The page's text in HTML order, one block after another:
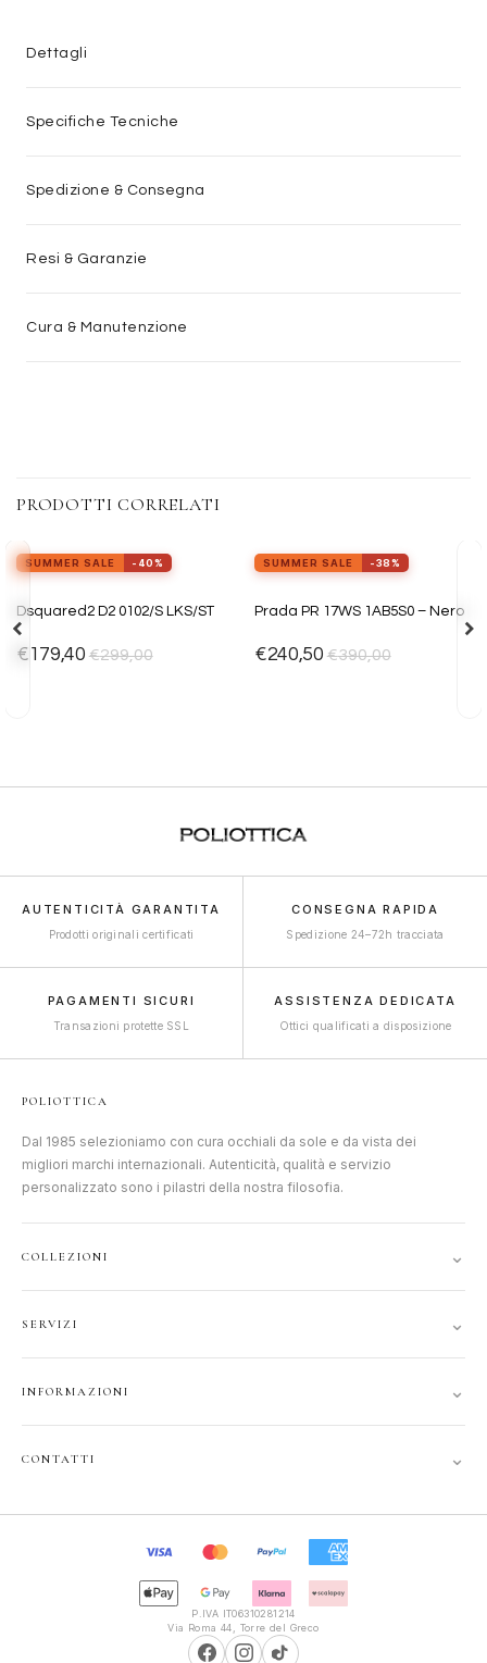
Dettagli
Specifiche Tecniche
Spedizione & Consegna
Resi & Garanzie
Cura & Manutenzione
PRODOTTI CORRELATI
alla lista
SUMMER SALE -40%
Dsquared2 D2 0102/S LKS/ST
€179,40 €299,00
alla lista
view_in_arProvalo ora
SUMMER SALE -38%
Prada PR 17WS 1AB5S0 – Nero
€240,50 €390,00
AUTENTICITÀ GARANTITA
Prodotti originali certificati
CONSEGNA RAPIDA
Spedizione 24–72h tracciata
PAGAMENTI SICURI
Transazioni protette SSL
ASSISTENZA DEDICATA
Ottici qualificati a disposizione
POLIOTTICA
Dal 1985 selezioniamo con cura occhiali da sole e da vista dei
migliori marchi internazionali. Autenticità, qualità e servizio
personalizzato sono i pilastri della nostra filosofia.
COLLEZIONI ⌄
JUNIOR
GIFT CARD
SERVIZI ⌄
SPEDIZIONI
RECESSO
INFORMAZIONI ⌄
CONTATTI ⌄
9:30–13:00, 16:00–20:00
P.IVA IT06310281214
Via Roma 44, Torre del Greco